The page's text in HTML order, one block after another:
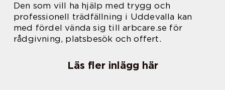
Den som vill ha hjälp med trygg och
professionell trädfällning i Uddevalla kan
med fördel vända sig till arbcare.se för
rådgivning, platsbesök och offert.
Läs fler inlägg här